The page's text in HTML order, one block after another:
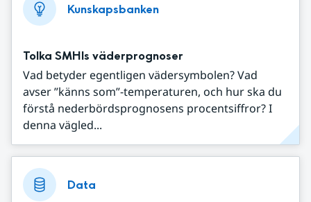
Kunskapsbanken
Tolka SMHIs väderprognoser
Vad betyder egentligen vädersymbolen? Vad
avser ”känns som”-temperaturen, och hur ska du
förstå nederbördsprognosens procentsiffror? I
denna vägled...
Data